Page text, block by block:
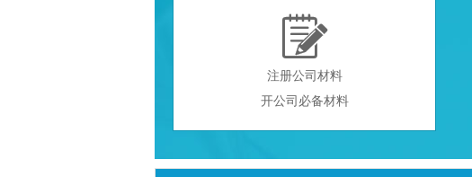

注册公司材料
开公司必备材料